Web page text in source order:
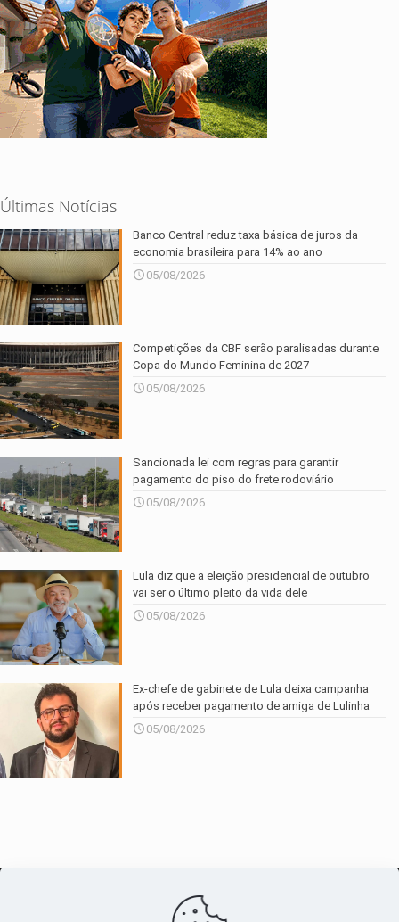
Últimas Notícias
Banco Central reduz taxa básica de juros da
economia brasileira para 14% ao ano
05/08/2026
Competições da CBF serão paralisadas durante
Copa do Mundo Feminina de 2027
05/08/2026
Sancionada lei com regras para garantir
pagamento do piso do frete rodoviário
05/08/2026
Lula diz que a eleição presidencial de outubro
vai ser o último pleito da vida dele
05/08/2026
Ex-chefe de gabinete de Lula deixa campanha
após receber pagamento de amiga de Lulinha
05/08/2026
canal de notícias